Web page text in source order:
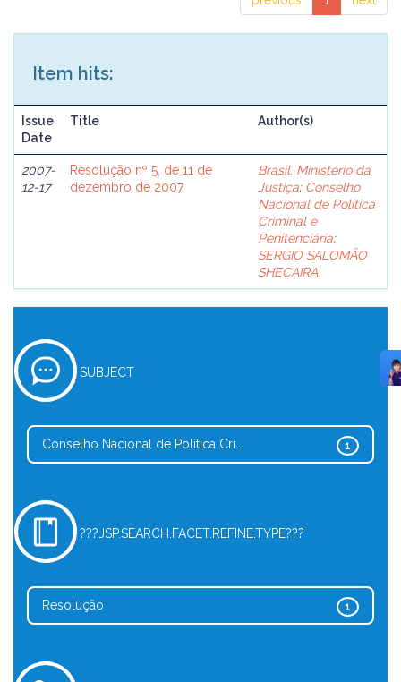
Item hits:
Issue
Date
Title Author(s)
2007-
12-17
Resolução nº 5, de 11 de
dezembro de 2007
Brasil. Ministério da
Justiça; Conselho
Nacional de Política
Criminal e
Penitenciária;
SERGIO SALOMÃO
SHECAIRA
SUBJECT
1
Conselho Nacional de Política Cri...
???JSP.SEARCH.FACET.REFINE.TYPE???
1
Resolução